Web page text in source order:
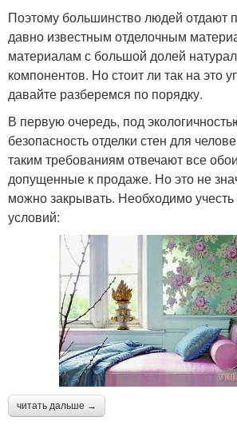
Поэтому большинство людей отдают
давно известным отделочным
материалам с большой долей
компонентов. Но стоит ли так на это
давайте разберемся по порядку.
В первую очередь, под
безопасность отделки стен для
таким требованиям отвечают все
допущенные к продаже. Но это не
можно закрывать. Необходимо
условий:
читать дальше →